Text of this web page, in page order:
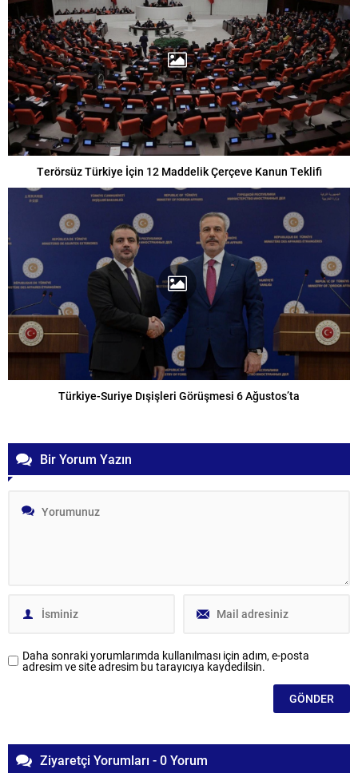
Terörsüz Türkiye İçin 12 Maddelik Çerçeve Kanun Teklifi
Türkiye-Suriye Dışişleri Görüşmesi 6 Ağustos’ta
Bir Yorum Yazın
Daha sonraki yorumlarımda kullanılması için adım, e-posta
adresim ve site adresim bu tarayıcıya kaydedilsin.
Ziyaretçi Yorumları - 0 Yorum